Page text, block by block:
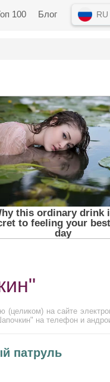
100 Блог RU
(целиком) на сайте
на телефон и
патруль